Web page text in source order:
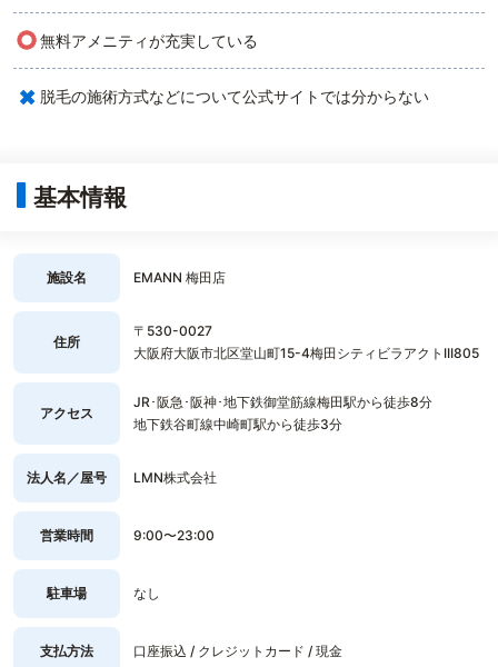
○無料アメニティが充実している
× 脱毛の施術方式などについて公式サイトでは分からない
基本情報
施設名 EMANN 梅田店
住所
〒530-0027
大阪府大阪市北区堂山町15-4梅田シティビラアクトIII805
アクセス
JR･阪急･阪神･地下鉄御堂筋線梅田駅から徒歩8分
地下鉄谷町線中崎町駅から徒歩3分
法人名／屋号 LMN株式会社
営業時間 9:00〜23:00
駐車場 なし
支払方法 口座振込 / クレジットカード / 現金